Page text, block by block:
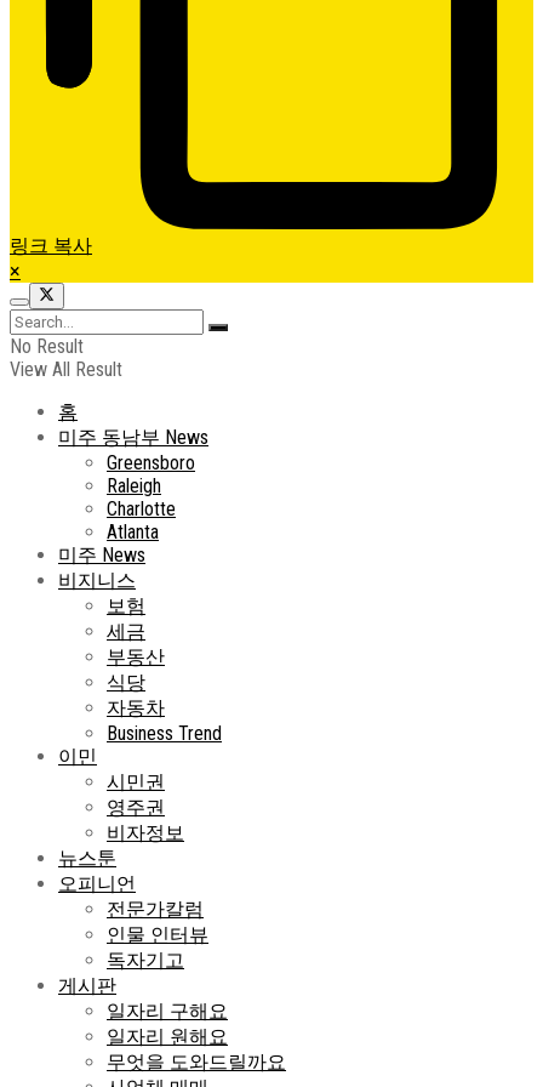
링크 복사
×
No Result
View All Result
홈
미주 동남부 News
Greensboro
Raleigh
Charlotte
Atlanta
미주 News
비지니스
보험
세금
부동산
식당
자동차
Business Trend
이민
시민권
영주권
비자정보
뉴스툰
오피니언
전문가칼럼
인물 인터뷰
독자기고
게시판
일자리 구해요
일자리 원해요
무엇을 도와드릴까요